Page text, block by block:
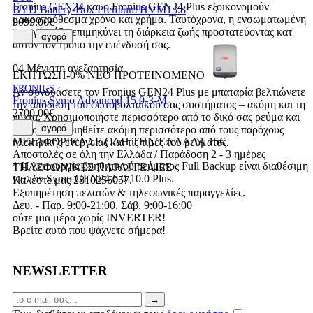
Fronius GEN24 και ο Fronius GEN24 Plus εξοικονομούν
μακροπρόθεσμα χρόνο και χρήμα. Ταυτόχρονα, η ενσωματωμένη
ενεργή ψύξη επιμηκύνει τη διάρκεια ζωής προστατεύοντας κατ'
αυτόν τον τρόπο την επένδυσή σας.
04 Μέγιστη ανεξαρτησία
Αν συνδυάσετε τον Fronius GEN24 Plus με μπαταρία βελτιώνετε
την απόδοση του φωτοβολταϊκού σας συστήματος – ακόμη και τη
νύχτα. Χρησιμοποιήστε περισσότερο από το δικό σας ρεύμα και
ανεξαρτητοποιηθείτε ακόμη περισσότερο από τους παρόχους
ηλεκτρικής ενέργειας και τις τιμές του ρεύματος.
* Η λειτουργία βοηθητικού ρεύματος Full Backup είναι διαθέσιμη
για τον Symo GEN24 6.0-10.0 Plus.
BYD Battery-Box Premium HVM13.8
9099.00€
αγορά
ΕΚΠΤΩΣΗ-0% ΝΕΟ ΠΡΟΤΕΙΝΟΜΕΝΟ
FRONIUS
Fronius Symo Advanced 15.0-3-M
2700.00€
αγορά
ΜΕΤΑΦΟΡΙΚΑ ΣΕ ΟΛΗ ΤΗΝ ΕΛΛΑΔΑ 15€
Αποστολές σε όλη την Ελλάδα / Παράδοση 2 - 3 ημέρες
ΤΗΛΕΦΩΝΙΚΕΣ ΠΑΡΑΓΓΕΛΙΕΣ
Καλέστε μας 2810256057.
Εξυπηρέτηση πελατών & τηλεφωνικές παραγγελίες.
Δευ. - Παρ. 9:00-21:00, Σάβ. 9:00-16:00
ούτε μια μέρα χωρίς INVERTER!
Βρείτε αυτό που ψάχνετε σήμερα!
NEWSLETTER
Email →